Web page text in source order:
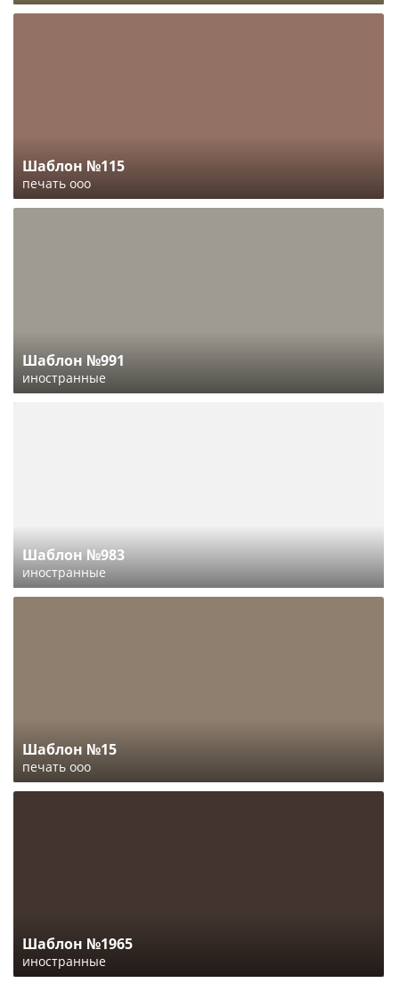
Шаблон №115
печать ооо
Шаблон №991
иностранные
Шаблон №983
иностранные
Шаблон №15
печать ооо
Шаблон №1965
иностранные